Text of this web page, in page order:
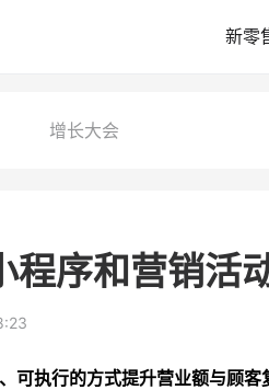
新零
增长大会
序和营销活
可执行的方式提升营业额与顾客